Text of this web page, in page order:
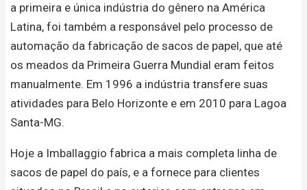
a primeira e única indústria do gênero na América
Latina, foi também a responsável pelo processo de
automação da fabricação de sacos de papel, que até
os meados da Primeira Guerra Mundial eram feitos
manualmente. Em 1996 a indústria transfere suas
atividades para Belo Horizonte e em 2010 para Lagoa
Santa-MG.
Hoje a Imballaggio fabrica a mais completa linha de
sacos de papel do país, e a fornece para clientes